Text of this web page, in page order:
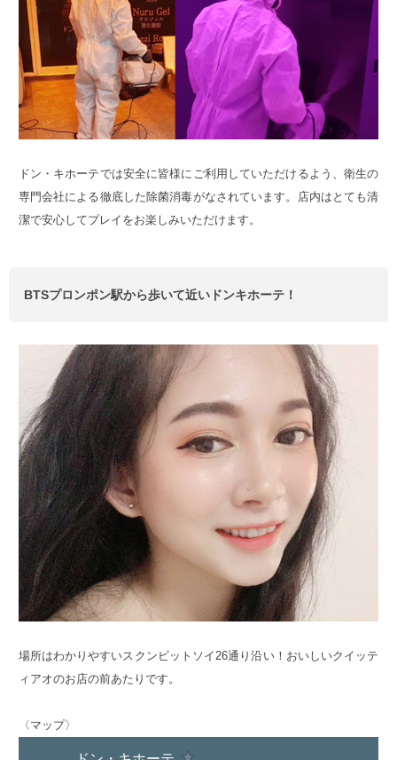
ドン・キホーテでは安全に皆様にご利用していただけるよう、衛生の
専門会社による徹底した除菌消毒がなされています。店内はとても清
潔で安心してプレイをお楽しみいただけます。
BTSプロンポン駅から歩いて近いドンキホーテ！
場所はわかりやすいスクンビットソイ26通り沿い！おいしいクイッテ
ィアオのお店の前あたりです。
〈マップ〉